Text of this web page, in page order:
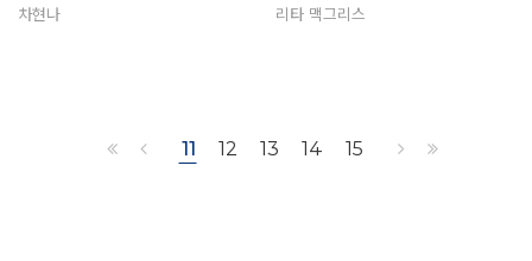
차현나 리타 맥그리스
11 12 13 14 15